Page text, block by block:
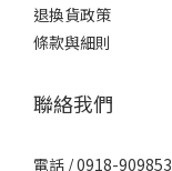
退換貨政策
條款與細則
聯絡我們
電話 / 0918-909853